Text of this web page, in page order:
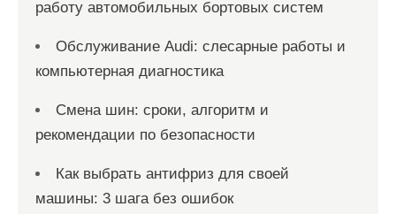
работу автомобильных бортовых систем
Обслуживание Audi: слесарные работы и
компьютерная диагностика
Смена шин: сроки, алгоритм и
рекомендации по безопасности
Как выбрать антифриз для своей
машины: 3 шага без ошибок